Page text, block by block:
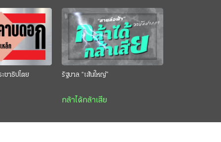
ชาธิปไตย รัฐบาล “เส้นใหญ่”
กล้าได้กล้าเสีย